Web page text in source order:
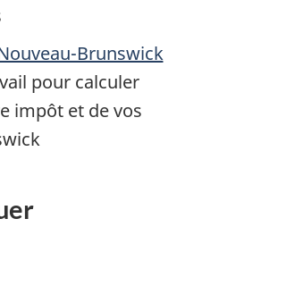
Brunswick
pour calculer
impôt et de vos